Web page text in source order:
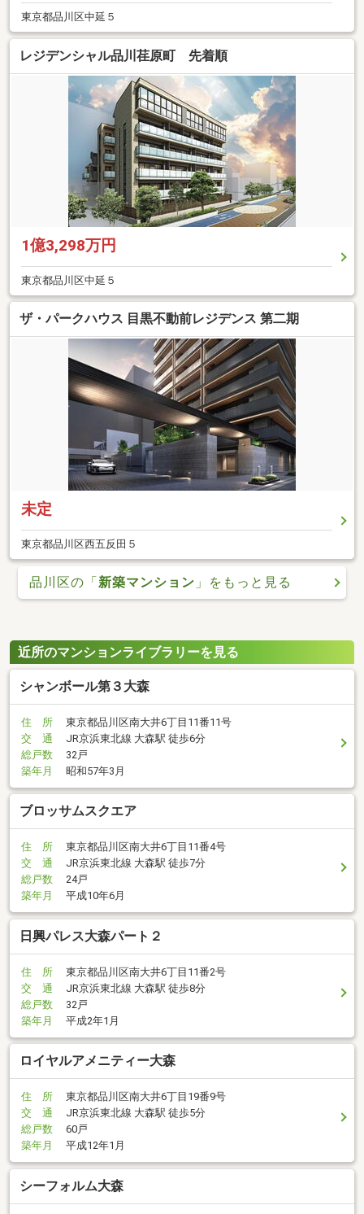
東京都品川区中延５
レジデンシャル品川荏原町 先着順
1億3,298万円
東京都品川区中延５
ザ・パークハウス 目黒不動前レジデンス 第二期
未定
東京都品川区西五反田５
品川区の「新築マンション 」をもっと見る
近所のマンションライブラリーを見る
シャンボール第３大森
住 所
東京都品川区南大井6丁目11番11号
交 通
JR京浜東北線 大森駅 徒歩6分
総戸数
32戸
築年月
昭和57年3月
ブロッサムスクエア
住 所
東京都品川区南大井6丁目11番4号
交 通
JR京浜東北線 大森駅 徒歩7分
総戸数
24戸
築年月
平成10年6月
日興パレス大森パート２
住 所
東京都品川区南大井6丁目11番2号
交 通
JR京浜東北線 大森駅 徒歩8分
総戸数
32戸
築年月
平成2年1月
ロイヤルアメニティー大森
住 所
東京都品川区南大井6丁目19番9号
交 通
JR京浜東北線 大森駅 徒歩5分
総戸数
60戸
築年月
平成12年1月
シーフォルム大森